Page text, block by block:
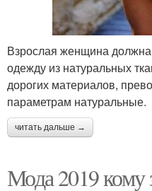
Взрослая женщина должна
одежду из натуральных
дорогих материалов,
параметрам натуральные.
читать дальше →
Мода 2019 кому